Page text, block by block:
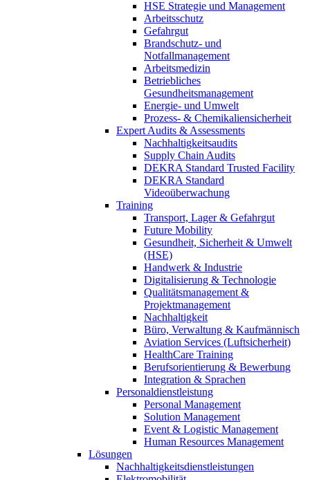
HSE Strategie und Management
Arbeitsschutz
Gefahrgut
Brandschutz- und
Notfallmanagement
Arbeitsmedizin
Betriebliches
Gesundheitsmanagement
Energie- und Umwelt
Prozess- & Chemikaliensicherheit
Expert Audits & Assessments
Nachhaltigkeitsaudits
Supply Chain Audits
DEKRA Standard Trusted Facility
DEKRA Standard
Videoüberwachung
Training
Transport, Lager & Gefahrgut
Future Mobility
Gesundheit, Sicherheit & Umwelt
(HSE)
Handwerk & Industrie
Digitalisierung & Technologie
Qualitätsmanagement &
Projektmanagement
Nachhaltigkeit
Büro, Verwaltung & Kaufmännisch
Aviation Services (Luftsicherheit)
HealthCare Training
Berufsorientierung & Bewerbung
Integration & Sprachen
Personaldienstleistung
Personal Management
Solution Management
Event & Logistic Management
Human Resources Management
Lösungen
Nachhaltigkeitsdienstleistungen